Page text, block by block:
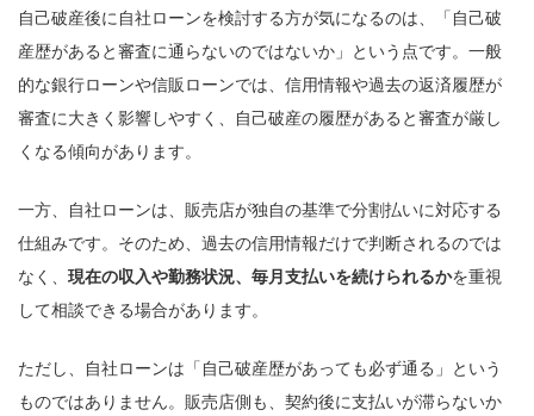
自己破産後に自社ローンを検討する方が気になるのは、「自己破
産歴があると審査に通らないのではないか」という点です。一般
的な銀行ローンや信販ローンでは、信用情報や過去の返済履歴が
審査に大きく影響しやすく、自己破産の履歴があると審査が厳し
くなる傾向があります。
一方、自社ローンは、販売店が独自の基準で分割払いに対応する
仕組みです。そのため、過去の信用情報だけで判断されるのでは
なく、 現在の収入や勤務状況、毎月支払いを続けられるかを重視
して相談できる場合があります。
ただし、自社ローンは「自己破産歴があっても必ず通る」という
ものではありません。販売店側も、契約後に支払いが滞らないか